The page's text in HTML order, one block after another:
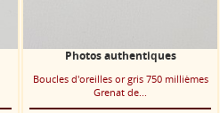
Photos authentiques
Boucles d'oreilles or gris 750 millièmes
Grenat de...